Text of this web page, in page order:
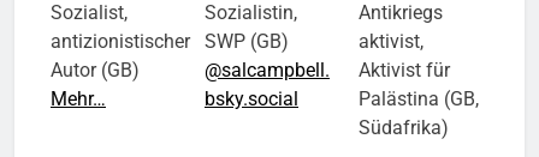
Sozialist,
antizionistischer
Autor (GB)
Mehr…
Sozialistin,
SWP (GB)
@salcampbell.​
bsky.​social
Antikriegs​
aktivist,
Aktivist für
Palästina (GB,
Südafrika)